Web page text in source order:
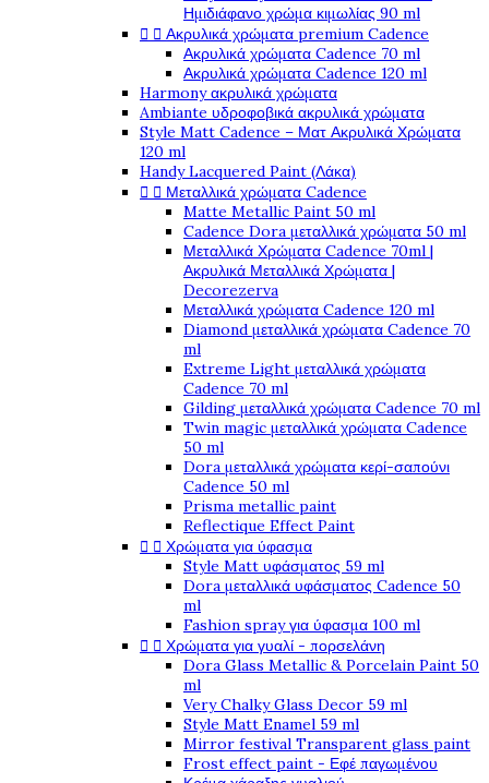
Ημιδιάφανο χρώμα κιμωλίας 90 ml
  Ακρυλικά χρώματα premium Cadence
Ακρυλικά χρώματα Cadence 70 ml
Ακρυλικά χρώματα Cadence 120 ml
Harmony ακρυλικά χρώματα
Ambiante υδροφοβικά ακρυλικά χρώματα
Style Matt Cadence – Ματ Ακρυλικά Χρώματα
120 ml
Handy Lacquered Paint (Λάκα)
  Μεταλλικά χρώματα Cadence
Matte Metallic Paint 50 ml
Cadence Dora μεταλλικά χρώματα 50 ml
Μεταλλικά Χρώματα Cadence 70ml |
Ακρυλικά Μεταλλικά Χρώματα |
Decorezerva
Μεταλλικά χρώματα Cadence 120 ml
Diamond μεταλλικά χρώματα Cadence 70
ml
Extreme Light μεταλλικά χρώματα
Cadence 70 ml
Gilding μεταλλικά χρώματα Cadence 70 ml
Twin magic μεταλλικά χρώματα Cadence
50 ml
Dora μεταλλικά χρώματα κερί-σαπούνι
Cadence 50 ml
Prisma metallic paint
Reflectique Effect Paint
  Χρώματα για ύφασμα
Style Matt υφάσματος 59 ml
Dora μεταλλικά υφάσματος Cadence 50
ml
Fashion spray για ύφασμα 100 ml
  Χρώματα για γυαλί - πορσελάνη
Dora Glass Metallic & Porcelain Paint 50
ml
Very Chalky Glass Decor 59 ml
Style Matt Enamel 59 ml
Mirror festival Transparent glass paint
Frost effect paint - Εφέ παγωμένου